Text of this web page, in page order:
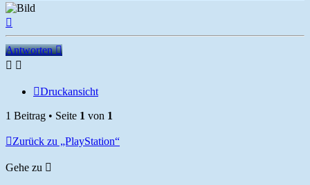
Antworten
Druckansicht
1 Beitrag • Seite 1 von 1
Zurück zu „PlayStation“
Gehe zu